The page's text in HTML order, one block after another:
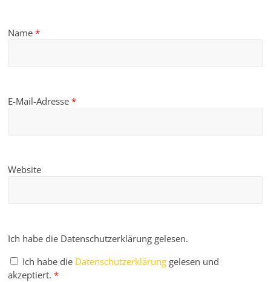
Name*
E-Mail-Adresse*
Website
Ich habe die Datenschutzerklärung gelesen.
Ich habe die Datenschutzerklärung gelesen und
akzeptiert. *